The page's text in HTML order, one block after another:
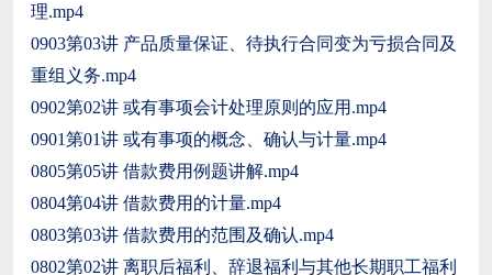
理.mp4
0903第03讲 产品质量保证、待执行合同变为亏损合同及
重组义务.mp4
0902第02讲 或有事项会计处理原则的应用.mp4
0901第01讲 或有事项的概念、确认与计量.mp4
0805第05讲 借款费用例题讲解.mp4
0804第04讲 借款费用的计量.mp4
0803第03讲 借款费用的范围及确认.mp4
0802第02讲 离职后福利、辞退福利与其他长期职工福利